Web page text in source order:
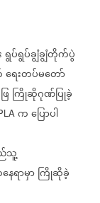
ရွပ်ရွပ်ချွံချွံတိုက်ပွဲ
ရေးတပ်မတော်
ကြိုဆိုဂုဏ်ပြုခဲ့
ကပြောပါ
သူ့
ေရာမှာကြိုဆိုခဲ့